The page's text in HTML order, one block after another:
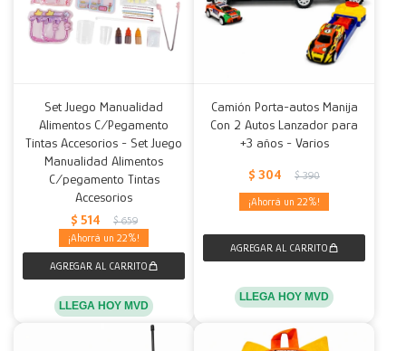
Set Juego Manualidad
Alimentos C/Pegamento
Tintas Accesorios - Set Juego
Manualidad Alimentos
C/pegamento Tintas
Accesorios
$ 514 $ 659
22
LLEGA HOY MVD
Camión Porta-autos Manija
Con 2 Autos Lanzador para
+3 años - Varios
$ 304 $ 390
22
LLEGA HOY MVD